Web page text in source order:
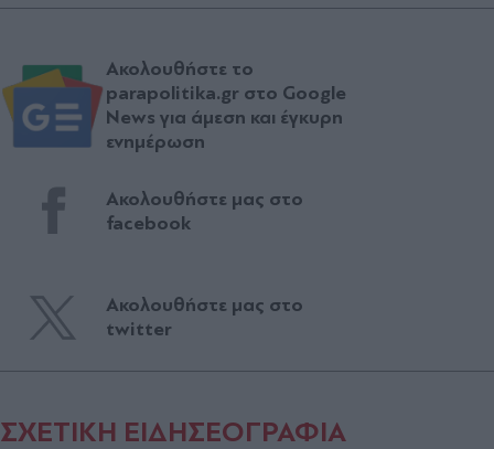
Ακολουθήστε το
parapolitika.gr στο Google
News για άμεση και έγκυρη
ενημέρωση
Ακολουθήστε μας στο
facebook
Ακολουθήστε μας στο
twitter
ΣΧΕΤΙΚΗ ΕΙΔΗΣΕΟΓΡΑΦΙΑ